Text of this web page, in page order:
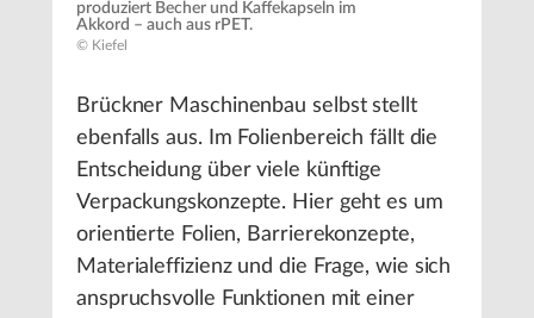
produziert Becher und Kaffekapseln im
Akkord – auch aus rPET.
© Kiefel
Brückner Maschinenbau selbst stellt
ebenfalls aus. Im Folienbereich fällt die
Entscheidung über viele künftige
Verpackungskonzepte. Hier geht es um
orientierte Folien, Barrierekonzepte,
Materialeffizienz und die Frage, wie sich
anspruchsvolle Funktionen mit einer